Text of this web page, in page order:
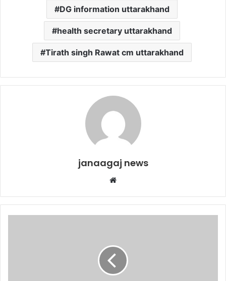
DG information uttarakhand
health secretary uttarakhand
Tirath singh Rawat cm uttarakhand
janaagaj news
Website